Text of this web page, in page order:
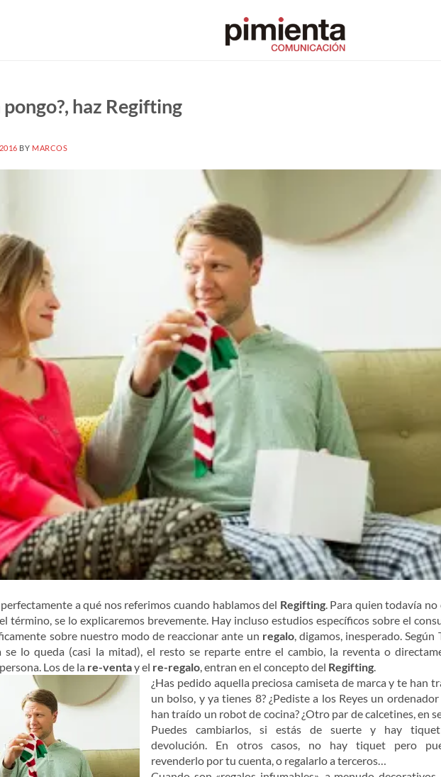
pongo?, haz Regifting
BY MARCOS
a qué nos referimos cuando hablamos del Regifting. Para quien todavía no
término, se lo explicaremos brevemente. Hay incluso estudios específicos sobre el
sobre nuestro modo de reaccionar ante un regalo, digamos, inesperado. Según
se lo queda (casi la mitad), el resto se reparte entre el cambio, la reventa o
Los de la re-ventay el re-regalo, entran en el concepto del Regifting.
¿Has pedido aquella preciosa camiseta de marca y te han
un bolso, y ya tienes 8? ¿Pediste a los Reyes un
han traído un robot de cocina? ¿Otro par de calcetines, en
Puedes cambiarlos, si estás de suerte y hay
devolución. En otros casos, no hay tiquet pero
revenderlo por tu cuenta, o regalarlo a terceros…